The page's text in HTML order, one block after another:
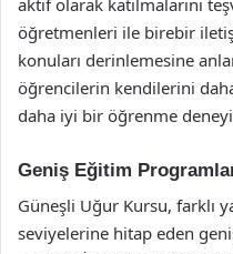
öğretmenleri ile birebir
konuları derinlemesine
öğrencilerin kendilerini
daha iyi bir öğrenme
Geniş Eğitim
Güneşli Uğur Kursu, farklı
seviyelerine hitap eden